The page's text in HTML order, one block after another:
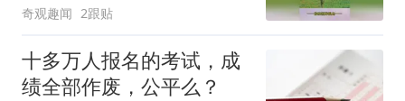
奇观趣闻 2跟贴
十多万人报名的考试，成
绩全部作废，公平么？